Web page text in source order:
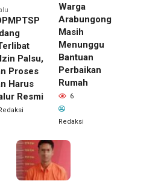
Palsu,
Proses
Harus
Resmi
Redaksi
Warga
Arabungong
Masih
Menunggu
Bantuan
Perbaikan
Rumah
6
Redaksi